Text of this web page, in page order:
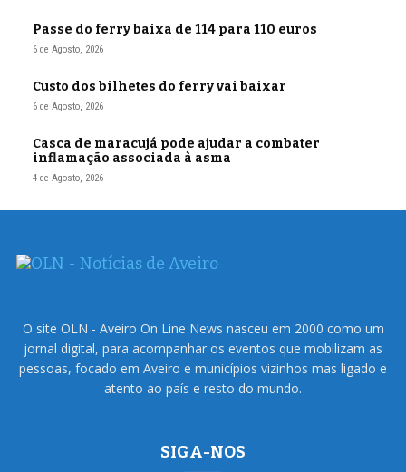
Passe do ferry baixa de 114 para 110 euros
6 de Agosto, 2026
Custo dos bilhetes do ferry vai baixar
6 de Agosto, 2026
Casca de maracujá pode ajudar a combater
inflamação associada à asma
4 de Agosto, 2026
O site OLN - Aveiro On Line News nasceu em 2000 como um
jornal digital, para acompanhar os eventos que mobilizam as
pessoas, focado em Aveiro e municípios vizinhos mas ligado e
atento ao país e resto do mundo.
SIGA-NOS